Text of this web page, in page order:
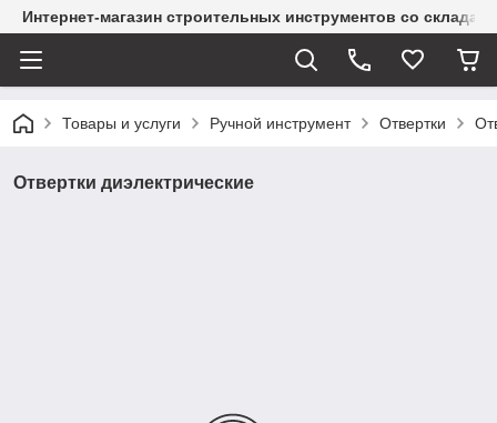
Интернет-магазин строительных инструментов со склада
Товары и услуги Ручной инструмент Отвертки
Отвертки диэлектрические